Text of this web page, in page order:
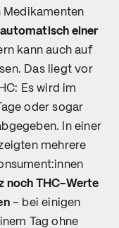
Medikamenten
einer
kann auch auf
Das liegt vor
Es wird im
oder sogar
In einer
mehrere
noch THC-Werte
– bei einigen
Tag ohne